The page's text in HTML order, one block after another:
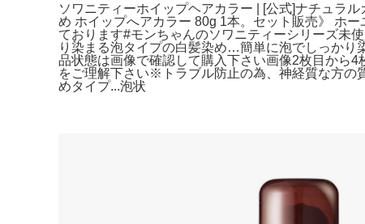
ソワニティーホイップヘアカラー | [公式]ナチュラ
め ホイップへアカラー 80g 1本。セット販売》 ホ
ております#モンちゃんのソワニティーシリーズ未
り染まる泡タイプの白髪染め…簡単に泡でしっかり
品状態は画像で確認して購入下さい画像2枚目から
をご理解下さい※トラブル防止の為、神経質な方の
めタイプ...泡状